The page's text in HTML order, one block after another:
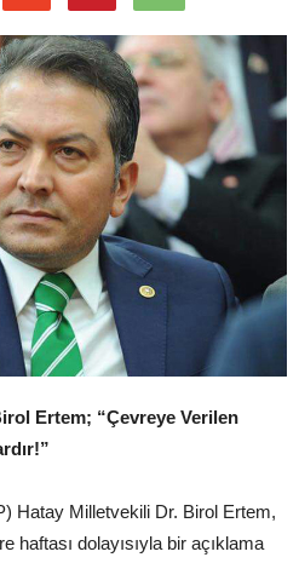
Ertem; “Çevreye Verilen
Hatay Milletvekili Dr. Birol Ertem,
haftası dolayısıyla bir açıklama